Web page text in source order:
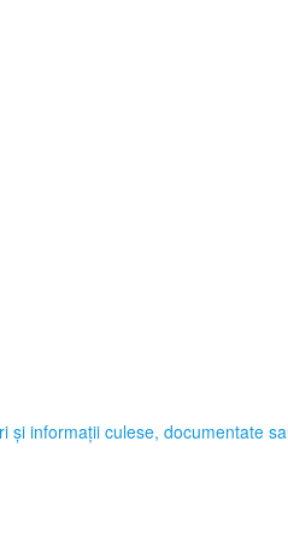
și informații culese, documentate